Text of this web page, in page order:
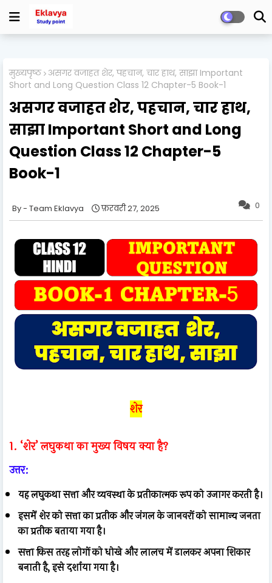
मुख्यपृष्ठ असगर वजाहत शेर, पहचान, चार हाथ, साझा Important
Short and Long Question Class 12 Chapter-5 Book-1
असगर वजाहत शेर, पहचान, चार हाथ,
साझा Important Short and Long
Question Class 12 Chapter-5
Book-1
0
Team Eklavya फ़रवरी 27, 2025
शेर
1. ‘शेर’ लघुकथा का मुख्य विषय क्या है?
उत्तर:
यह लघुकथा सत्ता और व्यवस्था के प्रतीकात्मक रूप को उजागर करती है।
इसमें शेर को सत्ता का प्रतीक और जंगल के जानवरों को सामान्य जनता
का प्रतीक बताया गया है।
सत्ता किस तरह लोगों को धोखे और लालच में डालकर अपना शिकार
बनाती है, इसे दर्शाया गया है।